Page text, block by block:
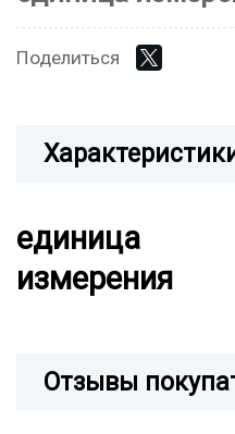
Поделиться
единица
измерения
Отзывы